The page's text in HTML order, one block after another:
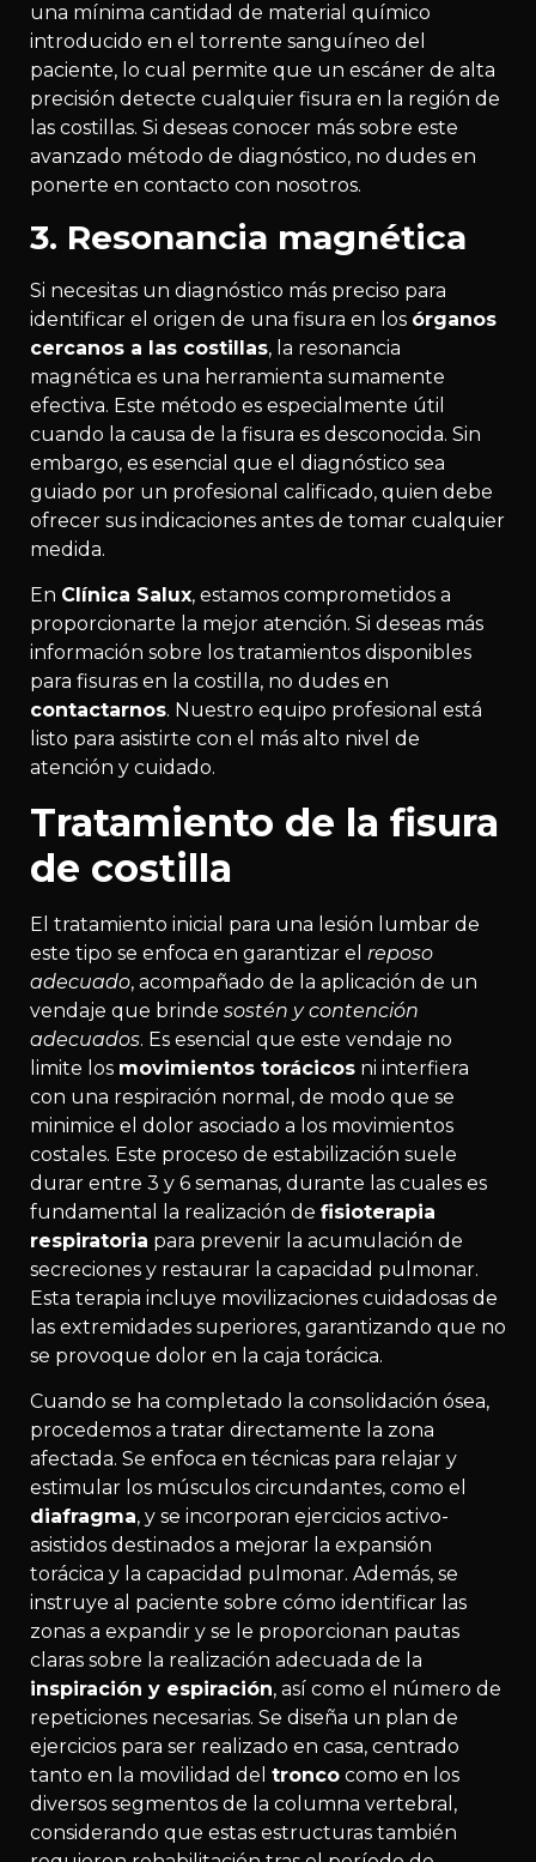
una mínima cantidad de material químico
introducido en el torrente sanguíneo del
paciente, lo cual permite que un escáner de alta
precisión detecte cualquier fisura en la región de
las costillas. Si deseas conocer más sobre este
avanzado método de diagnóstico, no dudes en
ponerte en contacto con nosotros.
3. Resonancia magnética
Si necesitas un diagnóstico más preciso para
identificar el origen de una fisura en los órganos
cercanos a las costillas, la resonancia
magnética es una herramienta sumamente
efectiva. Este método es especialmente útil
cuando la causa de la fisura es desconocida. Sin
embargo, es esencial que el diagnóstico sea
guiado por un profesional calificado, quien debe
ofrecer sus indicaciones antes de tomar cualquier
medida.
En Clínica Salux, estamos comprometidos a
proporcionarte la mejor atención. Si deseas más
información sobre los tratamientos disponibles
para fisuras en la costilla, no dudes en
contactarnos. Nuestro equipo profesional está
listo para asistirte con el más alto nivel de
atención y cuidado.
Tratamiento de la fisura
de costilla
El tratamiento inicial para una lesión lumbar de
este tipo se enfoca en garantizar el reposo
adecuado, acompañado de la aplicación de un
vendaje que brinde sostén y contención
adecuados. Es esencial que este vendaje no
limite los movimientos torácicos ni interfiera
con una respiración normal, de modo que se
minimice el dolor asociado a los movimientos
costales. Este proceso de estabilización suele
durar entre 3 y 6 semanas, durante las cuales es
fundamental la realización de fisioterapia
respiratoria para prevenir la acumulación de
secreciones y restaurar la capacidad pulmonar.
Esta terapia incluye movilizaciones cuidadosas de
las extremidades superiores, garantizando que no
se provoque dolor en la caja torácica.
Cuando se ha completado la consolidación ósea,
procedemos a tratar directamente la zona
afectada. Se enfoca en técnicas para relajar y
estimular los músculos circundantes, como el
diafragma, y se incorporan ejercicios activo-
asistidos destinados a mejorar la expansión
torácica y la capacidad pulmonar. Además, se
instruye al paciente sobre cómo identificar las
zonas a expandir y se le proporcionan pautas
claras sobre la realización adecuada de la
inspiración y espiración, así como el número de
repeticiones necesarias. Se diseña un plan de
ejercicios para ser realizado en casa, centrado
tanto en la movilidad del tronco como en los
diversos segmentos de la columna vertebral,
considerando que estas estructuras también